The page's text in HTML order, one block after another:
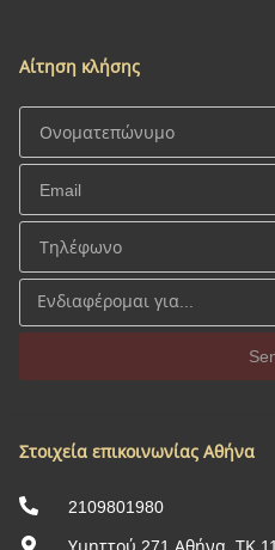
Στοιχεία επικοινωνίας Αθήνα
2109801980
Αίτηση κλήσης